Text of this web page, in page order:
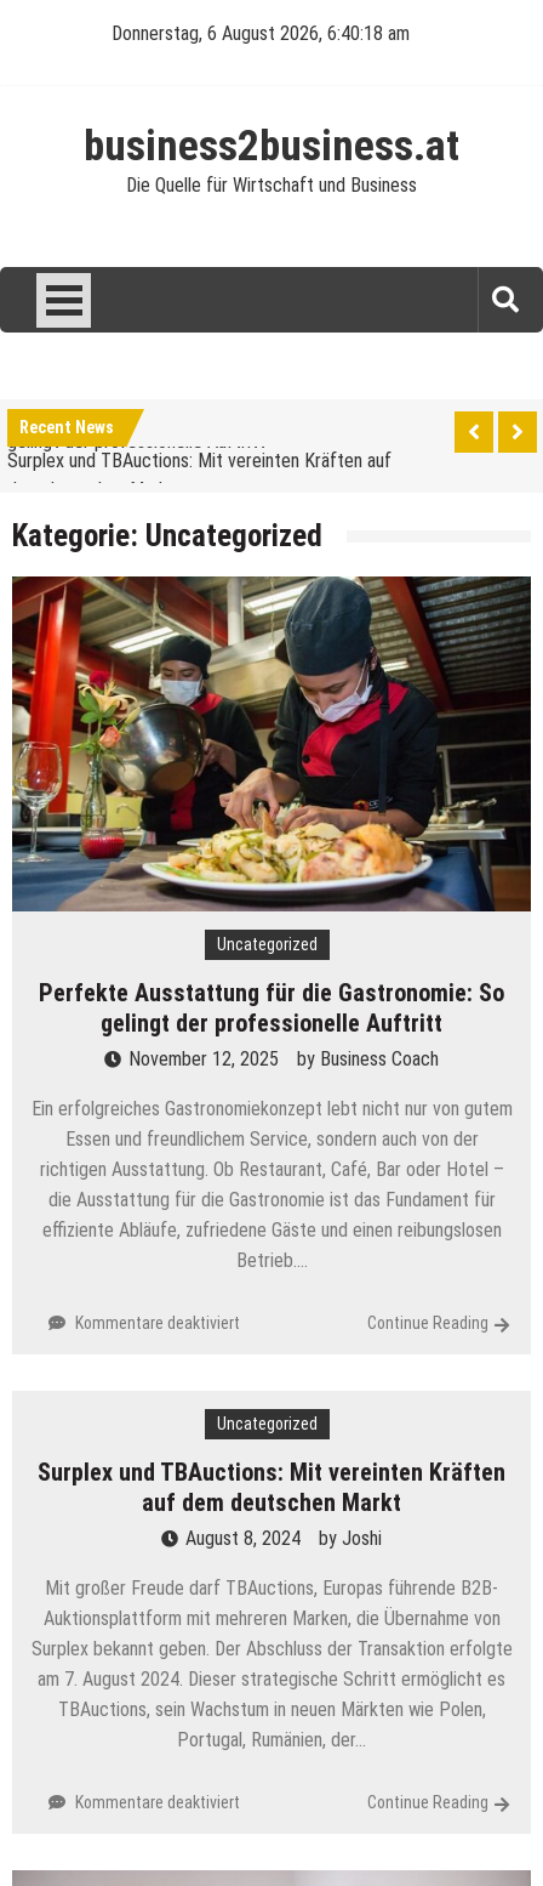
Donnerstag, 6 August 2026, 6:40:19 am
business2business.at
Die Quelle für Wirtschaft und Business
Recent News
Was verdient man als Reinigungskraft?
Surplex und TBAuctions: Mit vereinten Kräften auf
dem deutschen Markt
Unternehmensveranstaltungen: Ein Leitfaden für
Schwerlastregale: Ein Muss für viele Unternehmen
Welches Glas für mein Rolltor?
Effizienzsteigerung durch Hubtische
Alles im Blick: Tipps, wie Sie Ihr Lager in Ordnung
halten
Was verdient man als Reinigungskraft?
Perfekte Ausstattung für die Gastronomie: So
gelingt der professionelle Auftritt
Kategorie: Uncategorized
Uncategorized
Perfekte Ausstattung für die Gastronomie: So
gelingt der professionelle Auftritt
November 12, 2025 by Business Coach
Ein erfolgreiches Gastronomiekonzept lebt nicht nur von gutem
Essen und freundlichem Service, sondern auch von der
richtigen Ausstattung. Ob Restaurant, Café, Bar oder Hotel –
die Ausstattung für die Gastronomie ist das Fundament für
effiziente Abläufe, zufriedene Gäste und einen reibungslosen
Betrieb….
Kommentare deaktiviert
die
So
gelingt
der
professionelle
Auftritt
Continue Reading
Uncategorized
Surplex und TBAuctions: Mit vereinten Kräften
auf dem deutschen Markt
August 8, 2024 by Joshi
Mit großer Freude darf TBAuctions, Europas führende B2B-
Auktionsplattform mit mehreren Marken, die Übernahme von
Surplex bekannt geben. Der Abschluss der Transaktion erfolgte
am 7. August 2024. Dieser strategische Schritt ermöglicht es
TBAuctions, sein Wachstum in neuen Märkten wie Polen,
Portugal, Rumänien, der…
Kommentare deaktiviert Continue Reading